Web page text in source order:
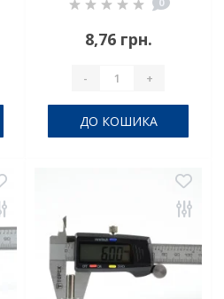
8,76 грн.
- +
ДО КОШИКА